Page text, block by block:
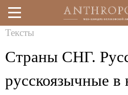
к
здесь
Тексты
Страны СНГ.
русскоязычные в